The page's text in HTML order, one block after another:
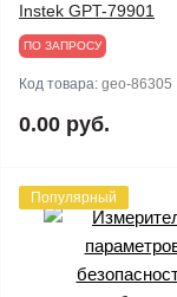
Instek GPT-79901
ПО ЗАПРОСУ
Код товара: geo-86305
0.00 руб.
Популярный